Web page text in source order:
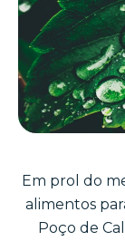
Em prol do
alimentos
Poço de